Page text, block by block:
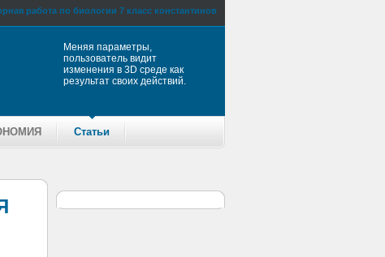
работа по биологии 7 класс константинов
Меняя параметры,
пользователь видит
изменения в 3D среде как
результат своих действий.
Статьи